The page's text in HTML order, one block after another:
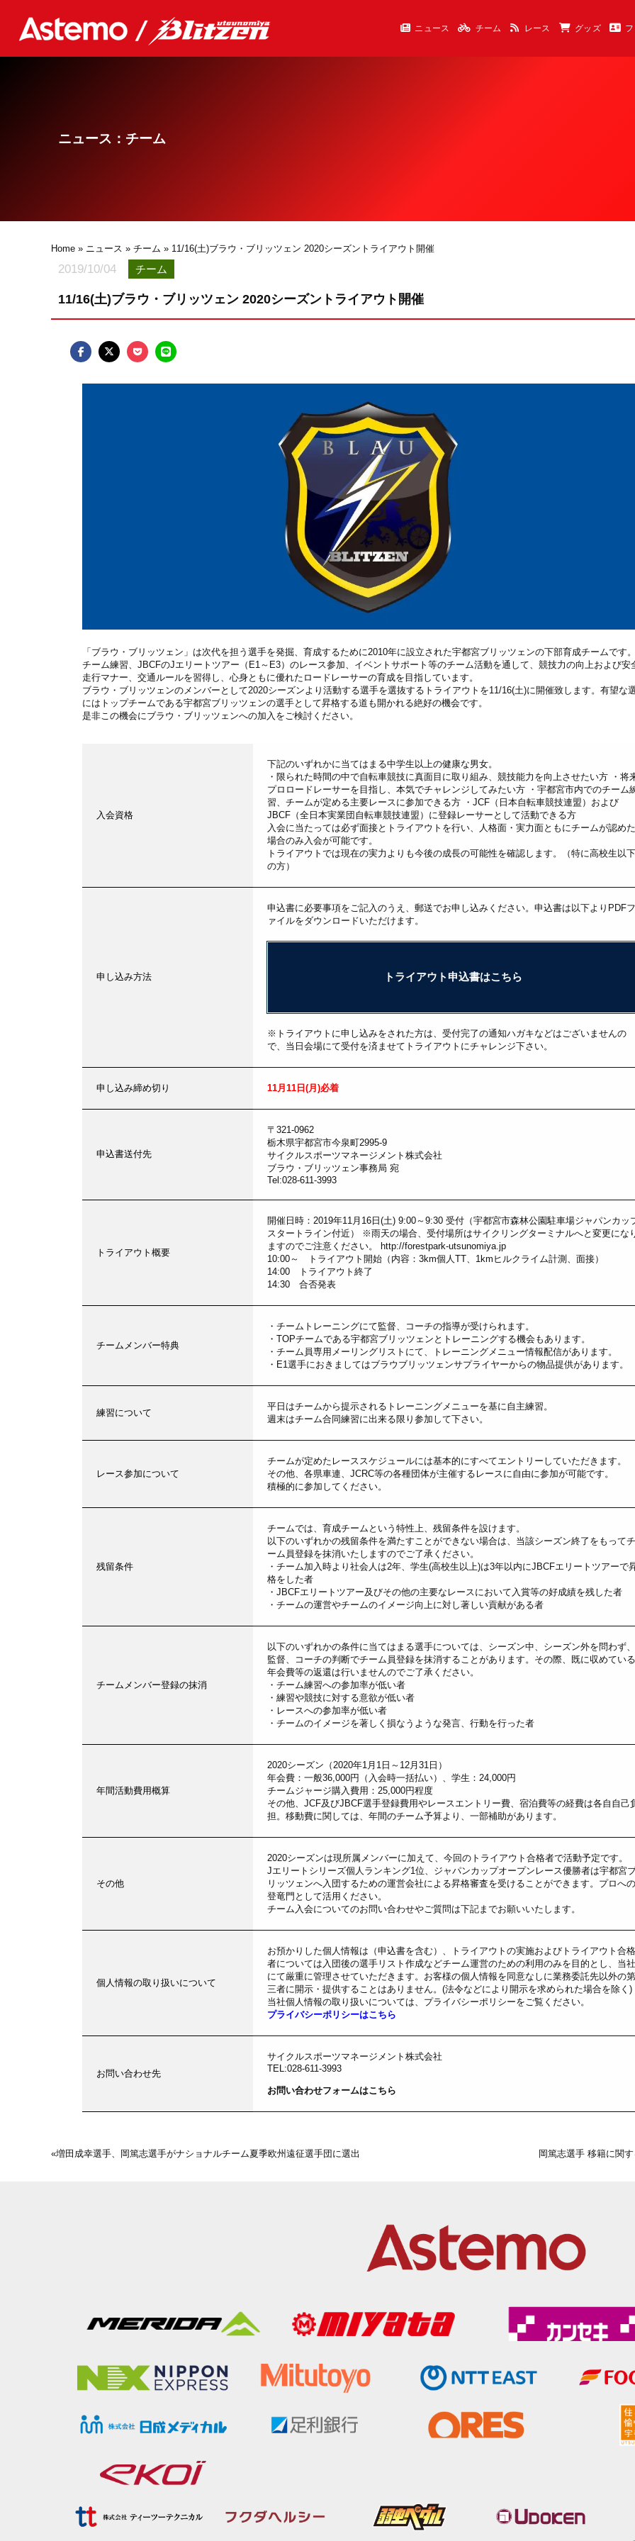
ニュース チーム レース グッズ
ニュース：チーム
Home » ニュース » チーム » 11/16(土)ブラウ・ブリッツェン 2020シーズントライアウト開催
2019/10/04 チーム
11/16(土)ブラウ・ブリッツェン 2020シーズントライアウト開催
「ブラウ・ブリッツェン」は次代を担う選手を発掘、育成するために2010年に設立された宇都宮ブリッツェンの下部育成チームです
チーム練習、JBCFのJエリートツアー（E1～E3）のレース参加、イベントサポート等のチーム活動を通して、競技力の向上および安
走行マナー、交通ルールを習得し、心身ともに優れたロードレーサーの育成を目指しています。
ブラウ・ブリッツェンのメンバーとして2020シーズンより活動する選手を選抜するトライアウトを11/16(土)に開催致します。有望な
にはトップチームである宇都宮ブリッツェンの選手として昇格する道も開かれる絶好の機会です。
是非この機会にブラウ・ブリッツェンへの加入をご検討ください。
入会資格
下記のいずれかに当てはまる中学生以上の健康な男女。
・限られた時間の中で自転車競技に真面目に取り組み、競技能力を向上させたい方 ・将
プロロードレーサーを目指し、本気でチャレンジしてみたい方 ・宇都宮市内でのチーム
習、チームが定める主要レースに参加できる方 ・JCF（日本自転車競技連盟）および
JBCF（全日本実業団自転車競技連盟）に登録レーサーとして活動できる方
入会に当たっては必ず面接とトライアウトを行い、人格面・実力面ともにチームが認めた
場合のみ入会が可能です。
トライアウトでは現在の実力よりも今後の成長の可能性を確認します。（特に高校生以下
の方）
申し込み方法
申込書に必要事項をご記入のうえ、郵送でお申し込みください。申込書は以下よりPDFフ
ァイルをダウンロードいただけます。
トライアウト申込書はこちら
※トライアウトに申し込みをされた方は、受付完了の通知ハガキなどはございませんの
で、当日会場にて受付を済ませてトライアウトにチャレンジ下さい。
申し込み締め切り 11月11日(月)必着
申込書送付先
〒321-0962
栃木県宇都宮市今泉町2995-9
サイクルスポーツマネージメント株式会社
ブラウ・ブリッツェン事務局 宛
Tel:028-611-3993
トライアウト概要
開催日時：2019年11月16日(土) 9:00～9:30 受付（宇都宮市森林公園駐車場ジャパンカッ
スタートライン付近） ※雨天の場合、受付場所はサイクリングターミナルへと変更にな
ますのでご注意ください。
http://forestpark-utsunomiya.jp
10:00～ トライアウト開始（内容：3km個人TT、1kmヒルクライム計測、面接）
14:00 トライアウト終了
14:30 合否発表
チームメンバー特典
・チームトレーニングにて監督、コーチの指導が受けられます。
・TOPチームである宇都宮ブリッツェンとトレーニングする機会もあります。
・チーム員専用メーリングリストにて、トレーニングメニュー情報配信があります。
・E1選手におきましてはブラウブリッツェンサプライヤーからの物品提供があります。
練習について
平日はチームから提示されるトレーニングメニューを基に自主練習。
週末はチーム合同練習に出来る限り参加して下さい。
レース参加について
チームが定めたレーススケジュールには基本的にすべてエントリーしていただきます。
その他、各県車連、JCRC等の各種団体が主催するレースに自由に参加が可能です。
積極的に参加してください。
残留条件
チームでは、育成チームという特性上、残留条件を設けます。
以下のいずれかの残留条件を満たすことができない場合は、当該シーズン終了をもってチ
ーム員登録を抹消いたしますのでご了承ください。
・チーム加入時より社会人は2年、学生(高校生以上)は3年以内にJBCFエリートツアーで
格をした者
・JBCFエリートツアー及びその他の主要なレースにおいて入賞等の好成績を残した者
・チームの運営やチームのイメージ向上に対し著しい貢献がある者
チームメンバー登録の抹消
以下のいずれかの条件に当てはまる選手については、シーズン中、シーズン外を問わず、
監督、コーチの判断でチーム員登録を抹消することがあります。その際、既に収めている
年会費等の返還は行いませんのでご了承ください。
・チーム練習への参加率が低い者
・練習や競技に対する意欲が低い者
・レースへの参加率が低い者
・チームのイメージを著しく損なうような発言、行動を行った者
年間活動費用概算
2020シーズン（2020年1月1日～12月31日）
年会費：一般36,000円（入会時一括払い）、学生：24,000円
チームジャージ購入費用：25,000円程度
その他、JCF及びJBCF選手登録費用やレースエントリー費、宿泊費等の経費は各自自己
担。移動費に関しては、年間のチーム予算より、一部補助があります。
その他
2020シーズンは現所属メンバーに加えて、今回のトライアウト合格者で活動予定です。
Jエリートシリーズ個人ランキング1位、ジャパンカップオープンレース優勝者は宇都宮
リッツェンへ入団するための運営会社による昇格審査を受けることができます。プロへの
登竜門として活用ください。
チーム入会についてのお問い合わせやご質問は下記までお願いいたします。
個人情報の取り扱いについて
お預かりした個人情報は（申込書を含む）、トライアウトの実施およびトライアウト合格
者については入団後の選手リスト作成などチーム運営のための利用のみを目的とし、当社
にて厳重に管理させていただきます。お客様の個人情報を同意なしに業務委託先以外の第
三者に開示・提供することはありません。(法令などにより開示を求められた場合を除く)
当社個人情報の取り扱いについては、プライバシーポリシーをご覧ください。
プライバシーポリシーはこちら
お問い合わせ先
サイクルスポーツマネージメント株式会社
TEL:028-611-3993
お問い合わせフォームはこちら
«増田成幸選手、岡篤志選手がナショナルチーム夏季欧州遠征選手団に選出 岡篤志選手 移籍に関